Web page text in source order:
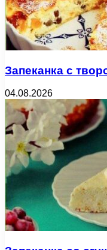
Запеканка с
04.08.2026